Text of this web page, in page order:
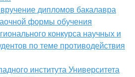
дипломов бакалавра
формы обучения
конкурса научных и
по теме противодействия
института Университета